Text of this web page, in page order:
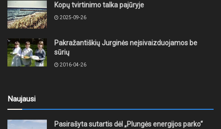
Kopų tvirtinimo talka pajūryje
2025-09-26
Pakražantiškių Jurginės neįsivaizduojamos be
sūrių
2016-04-26
Naujausi
Pasirašyta sutartis dėl „Plungės energijos parko“